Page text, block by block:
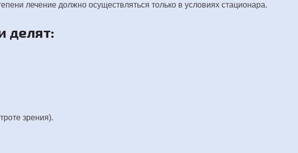
лечение должно осуществляться только в условиях стационара.
делят:
зрения).